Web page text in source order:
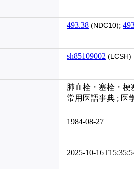
493.38 (NDC10);
sh85109002 (LCSH)
肺血栓・塞栓・梗
常用医語事典 ; 医
1984-08-27
2025-10-